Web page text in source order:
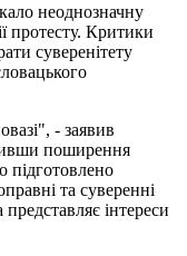
неоднозначну
протесту. Критики
суверенітету
- заявив
поширення
підготовлено
та суверенні
інтереси